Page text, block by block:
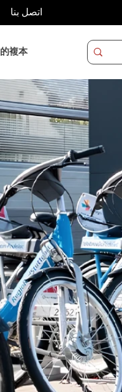
اتصل بنا
複本